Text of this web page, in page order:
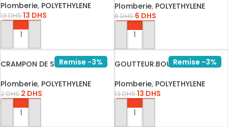
Plomberie, POLYETHYLENE
13DHS13 DHS
AJOUTER AU PANIER
Plomberie, POLYETHYLENE
6DHS6 DHS
AJOUTER AU PANIER
Remise -3%
CRAMPON DE SOL NOIR POUR
Plomberie, POLYETHYLENE
2DHS 2 DHS
AJOUTER AU PANIER
Remise -3%
GOUTTEUR.BOUTON AUTOR
Plomberie, POLYETHYLENE
13DHS13 DHS
AJOUTER AU PANIER